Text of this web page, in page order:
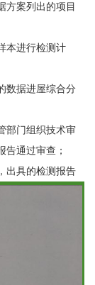
方案列出的项目
本进行检测计
数据进屋综合分
部门组织技术审
告通过审查；
出具的检测报告